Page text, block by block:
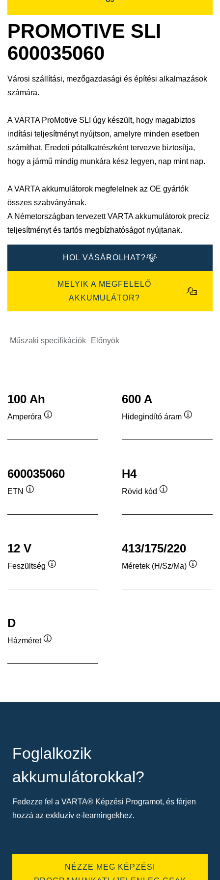
PROMOTIVE SLI
600035060
Városi szállítási, mezőgazdasági és építési alkalmazások
számára.
A VARTA ProMotive SLI úgy készült, hogy magabiztos
indítási teljesítményt nyújtson, amelyre minden esetben
számíthat. Eredeti pótalkatrészként tervezve biztosítja,
hogy a jármű mindig munkára kész legyen, nap mint nap.
A VARTA akkumulátorok megfelelnek az OE gyártók
összes szabványának.
A Németországban tervezett VARTA akkumulátorok precíz
teljesítményt és tartós megbízhatóságot nyújtanak.
HOL VÁSÁROLHAT?
MELYIK A MEGFELELŐ
AKKUMULÁTOR?
Műszaki specifikációk Előnyök
100 Ah
Amperóra
600 A
Hidegindító áram
600035060
ETN
H4
Rövid kód
12 V
Feszültség
413/175/220
Méretek (H/Sz/Ma)
D
Házméret
Foglalkozik
akkumulátorokkal?
Fedezze fel a VARTA® Képzési Programot, és férjen
hozzá az exkluzív e-learningekhez.
NÉZZE MEG KÉPZÉSI